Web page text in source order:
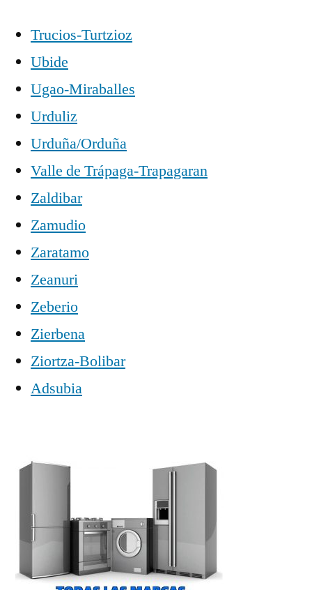
Trucios-Turtzioz
Ubide
Ugao-Miraballes
Urduliz
Urduña/Orduña
Valle de Trápaga-Trapagaran
Zaldibar
Zamudio
Zaratamo
Zeanuri
Zeberio
Zierbena
Ziortza-Bolibar
Adsubia